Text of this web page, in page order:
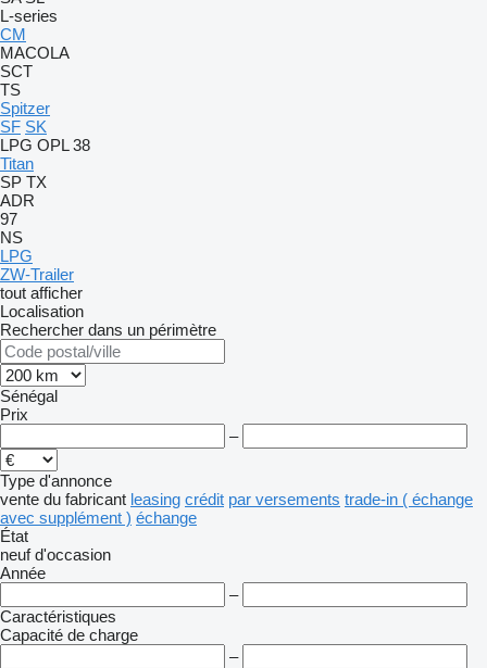
L-series
CM
MACOLA
SCT
TS
Spitzer
SF SK
LPG OPL 38
Titan
SP TX
ADR
97
NS
LPG
ZW-Trailer
tout afficher
Localisation
Rechercher dans un périmètre
Sénégal
Prix
–
Type d'annonce
vente du fabricant leasing crédit par versements trade-in ( échange
avec supplément ) échange
État
neuf d'occasion
Année
–
Caractéristiques
Capacité de charge
–